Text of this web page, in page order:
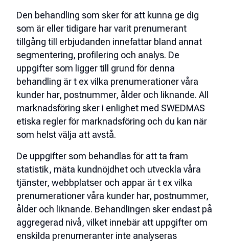
Den behandling som sker för att kunna ge dig
som är eller tidigare har varit prenumerant
tillgång till erbjudanden innefattar bland annat
segmentering, profilering och analys. De
uppgifter som ligger till grund för denna
behandling är t ex vilka prenumerationer våra
kunder har, postnummer, ålder och liknande. All
marknadsföring sker i enlighet med SWEDMAS
etiska regler för marknadsföring och du kan när
som helst välja att avstå.
De uppgifter som behandlas för att ta fram
statistik, mäta kundnöjdhet och utveckla våra
tjänster, webbplatser och appar är t ex vilka
prenumerationer våra kunder har, postnummer,
ålder och liknande. Behandlingen sker endast på
aggregerad nivå, vilket innebär att uppgifter om
enskilda prenumeranter inte analyseras